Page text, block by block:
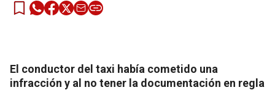
El conductor del taxi había cometido una
infracción y al no tener la documentación en regla